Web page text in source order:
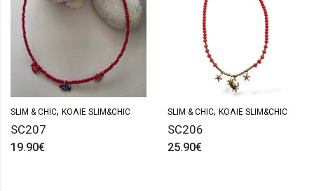
SLIM & CHIC, ΚΟΛΙΈ SLIM&CHIC
SC207
19.90€
SLIM & CHIC, ΚΟΛΙΈ SLIM&CHIC
SC206
25.90€